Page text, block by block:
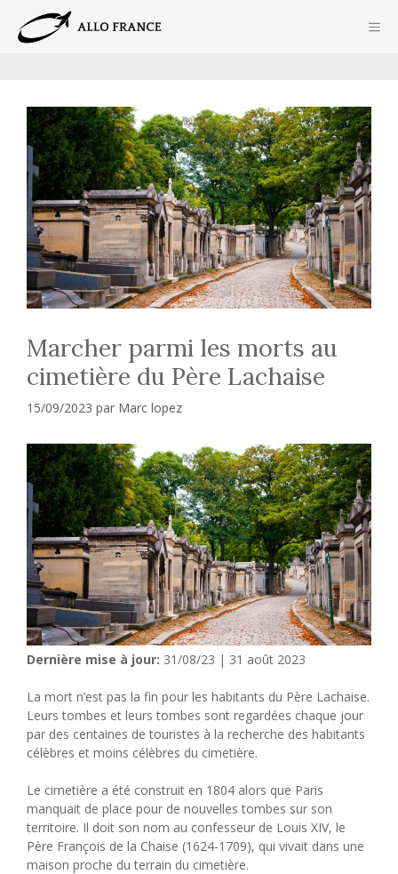
contenu
Marcher parmi les morts au
cimetière du Père Lachaise
15/09/2023 par Marc lopez
Dernière mise à jour: 31/08/23 | 31 août 2023
La mort n’est pas la fin pour les habitants du Père Lachaise.
Leurs tombes et leurs tombes sont regardées chaque jour
par des centaines de touristes à la recherche des habitants
célèbres et moins célèbres du cimetière.
Le cimetière a été construit en 1804 alors que Paris
manquait de place pour de nouvelles tombes sur son
territoire. Il doit son nom au confesseur de Louis XIV, le
Père François de la Chaise (1624-1709), qui vivait dans une
maison proche du terrain du cimetière.